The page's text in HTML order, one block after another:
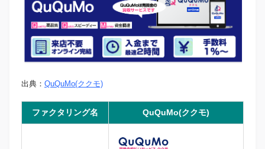
出典： QuQuMo(ククモ)
ファクタリング名 QuQuMo(ククモ)